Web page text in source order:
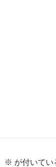
※ が付いてい